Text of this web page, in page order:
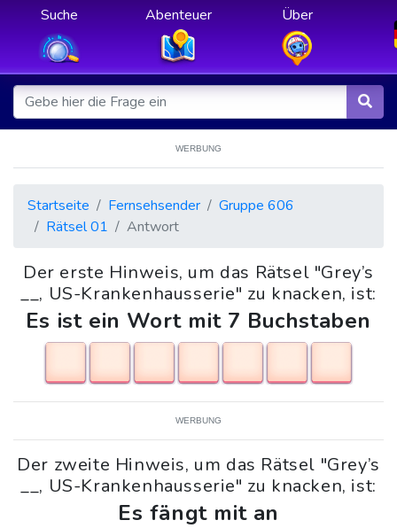
Suche Abenteuer Über
WERBUNG
Startseite Fernsehsender
Gruppe 606
Rätsel 01
Antwort
Der erste Hinweis, um das Rätsel "Grey’s
__, US-Krankenhausserie" zu knacken, ist:
Es ist ein Wort mit 7 Buchstaben
WERBUNG
Der zweite Hinweis, um das Rätsel "Grey’s
__, US-Krankenhausserie" zu knacken, ist:
Es fängt mit an